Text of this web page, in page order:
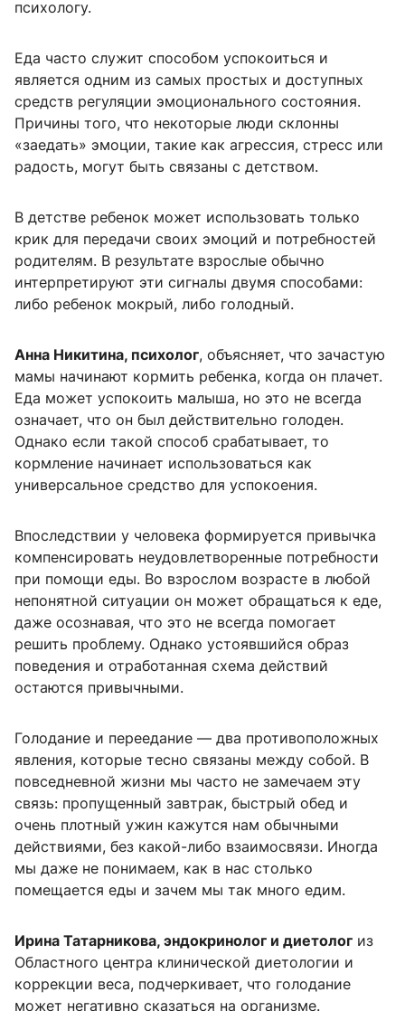
психологу.
Еда часто служит способом успокоиться и
является одним из самых простых и доступных
средств регуляции эмоционального состояния.
Причины того, что некоторые люди склонны
«заедать» эмоции, такие как агрессия, стресс или
радость, могут быть связаны с детством.
В детстве ребенок может использовать только
крик для передачи своих эмоций и потребностей
родителям. В результате взрослые обычно
интерпретируют эти сигналы двумя способами:
либо ребенок мокрый, либо голодный.
Анна Никитина, психолог, объясняет, что зачастую
мамы начинают кормить ребенка, когда он плачет.
Еда может успокоить малыша, но это не всегда
означает, что он был действительно голоден.
Однако если такой способ срабатывает, то
кормление начинает использоваться как
универсальное средство для успокоения.
Впоследствии у человека формируется привычка
компенсировать неудовлетворенные потребности
при помощи еды. Во взрослом возрасте в любой
непонятной ситуации он может обращаться к еде,
даже осознавая, что это не всегда помогает
решить проблему. Однако устоявшийся образ
поведения и отработанная схема действий
остаются привычными.
Голодание и переедание — два противоположных
явления, которые тесно связаны между собой. В
повседневной жизни мы часто не замечаем эту
связь: пропущенный завтрак, быстрый обед и
очень плотный ужин кажутся нам обычными
действиями, без какой-либо взаимосвязи. Иногда
мы даже не понимаем, как в нас столько
помещается еды и зачем мы так много едим.
Ирина Татарникова, эндокринолог и диетолог из
Областного центра клинической диетологии и
коррекции веса, подчеркивает, что голодание
может негативно сказаться на организме.